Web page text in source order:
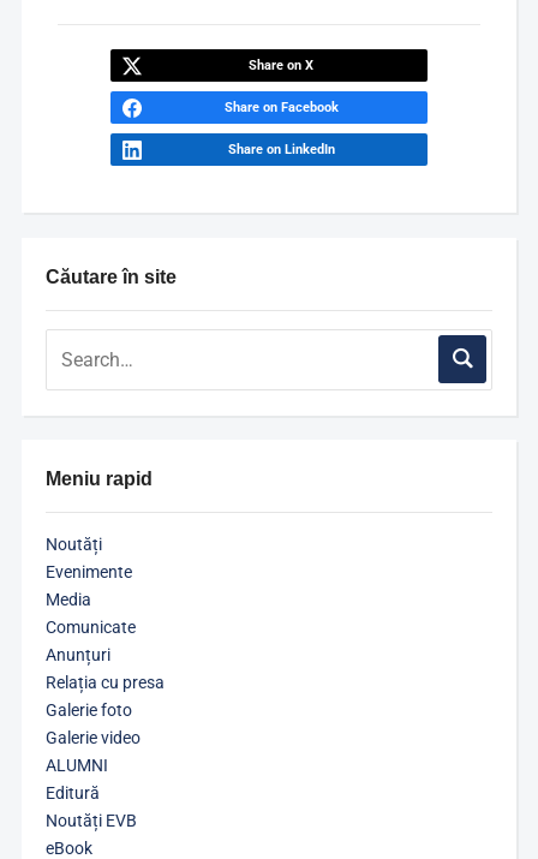
Căutare în site
Meniu rapid
Noutăți
Evenimente
Media
Comunicate
Anunțuri
Relația cu presa
Galerie foto
Galerie video
ALUMNI
Editură
Noutăți EVB
eBook
Share on X
Share on Facebook
Share on LinkedIn